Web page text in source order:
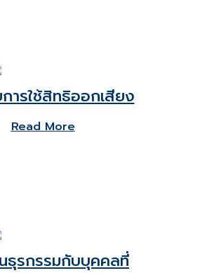
ารใช้สิทธิออกเสียง
Read More
ธุรกรรมกับบุคคลที่